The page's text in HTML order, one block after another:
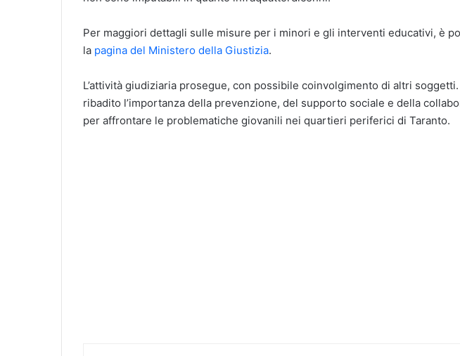
Per maggiori dettagli sulle misure per i minori e gli interventi educativi, è
la pagina del Ministero della Giustizia.
L’attività giudiziaria prosegue, con possibile coinvolgimento di altri
ribadito l’importanza della prevenzione, del supporto sociale e della
per affrontare le problematiche giovanili nei quartieri periferici di Taranto.